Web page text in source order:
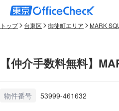
トップ 台東区 御徒町エリア MARK
【仲介手数料無料】
物件番号 53999-461632